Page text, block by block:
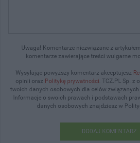
Uwaga! Komentarze niezwiązane z
komentarze zawierające treści wulgarne
Wysyłając powyższy komentarz akceptujesz
opinii oraz Politykę prywatności. TCZ.PL Sp. z
twoich danych osobowych dla celów
Informacje o swoich prawach i podstawach
danych osobowych znajdziesz w
DODAJ KOMENTARZ